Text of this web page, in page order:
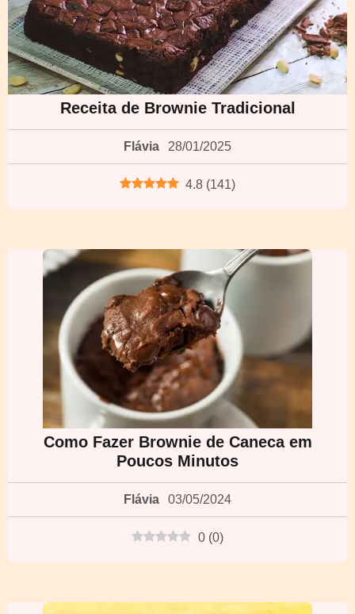
Receita de Brownie Tradicional
Flávia 28/01/2025
4.8 (141)
Como Fazer Brownie de Caneca em
Poucos Minutos
Flávia 03/05/2024
0 (0)